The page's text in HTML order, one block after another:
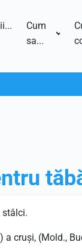
Cum
sa...
stâlci.
a cruşi, (Mold.,